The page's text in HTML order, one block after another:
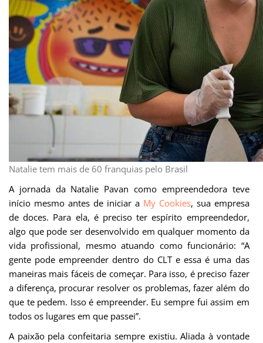
Natalie tem mais de 60 franquias pelo Brasil
A jornada da Natalie Pavan como empreendedora teve
início mesmo antes de iniciar a My Cookies, sua empresa
de doces. Para ela, é preciso ter espírito empreendedor,
algo que pode ser desenvolvido em qualquer momento da
vida profissional, mesmo atuando como funcionário: “A
gente pode empreender dentro do CLT e essa é uma das
maneiras mais fáceis de começar. Para isso, é preciso fazer
a diferença, procurar resolver os problemas, fazer além do
que te pedem. Isso é empreender. Eu sempre fui assim em
todos os lugares em que passei”.
A paixão pela confeitaria sempre existiu. Aliada à vontade